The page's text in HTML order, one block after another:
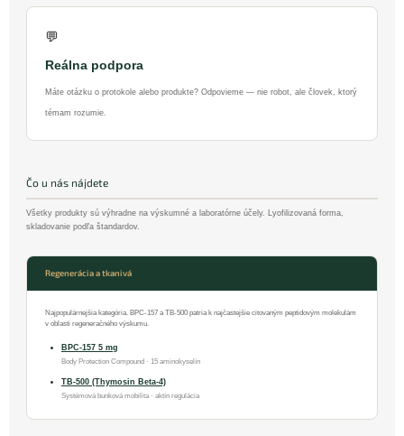
💬
Reálna podpora
Máte otázku o protokole alebo produkte? Odpovieme — nie robot, ale človek, ktorý
témam rozumie.
Čo u nás nájdete
Všetky produkty sú výhradne na výskumné a laboratórne účely. Lyofilizovaná forma,
skladovanie podľa štandardov.
Regenerácia a tkanivá
Najpopulárnejšia kategória. BPC-157 a TB-500 patria k najčastejšie citovaným peptidovým molekulám
v oblasti regeneračného výskumu.
BPC-157 5 mg
Body Protection Compound · 15 aminokyselín
TB-500 (Thymosin Beta-4)
Systémová bunková mobilita · aktín regulácia